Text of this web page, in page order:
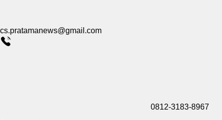
cs.pratamanews@gmail.com
0812-3183-8967